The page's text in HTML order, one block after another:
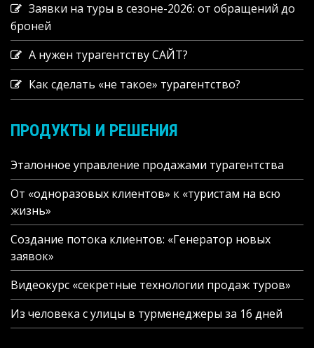
Заявки на туры в сезоне-2026: от обращений до
броней
А нужен турагентству САЙТ?
Как сделать «не такое» турагентство?
ПРОДУКТЫ И РЕШЕНИЯ
Эталонное управление продажами турагентства
От «одноразовых клиентов» к «туристам на всю
жизнь»
Создание потока клиентов: «Генератор новых
заявок»
Видеокурс «секретные технологии продаж туров»
Из человека с улицы в турменеджеры за 16 дней